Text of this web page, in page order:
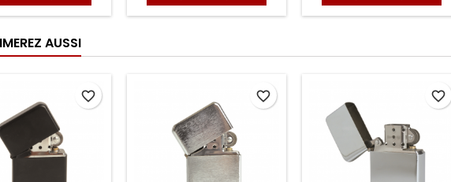
AUSSI
favorite_border favorite_border favorite_border